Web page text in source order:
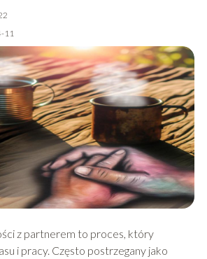
11
z partnerem to proces, który
i pracy. Często postrzegany jako